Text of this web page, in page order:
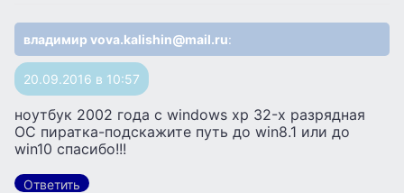
владимир vova.kalishin@mail.ru:
20.09.2016 в 10:57
ноутбук 2002 года с windows хp 32-х разрядная
ОС пиратка-подскажите путь до win8.1 или до
win10 спасибо!!!
Ответить